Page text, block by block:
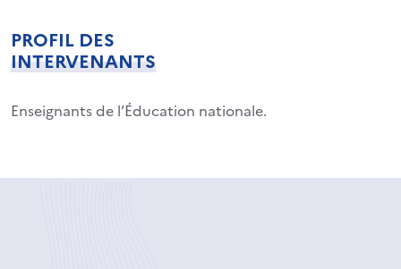
PROFIL DES
INTERVENANTS
Enseignants de l’Éducation nationale.